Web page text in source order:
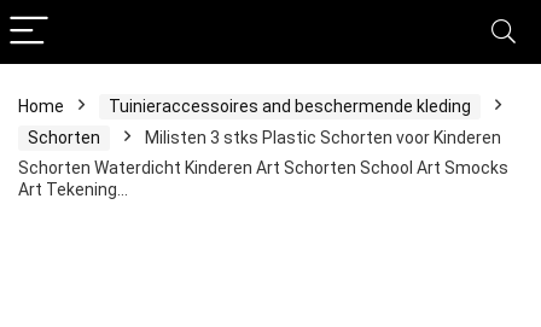
Home
Tuinieraccessoires and beschermende kleding
Schorten
Milisten 3 stks Plastic Schorten voor Kinderen
Schorten Waterdicht Kinderen Art Schorten School Art Smocks
Art Tekening…